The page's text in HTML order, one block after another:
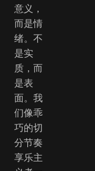
意义，
而是情
绪。不
是实
质，而
是表
面。我
们像乖
巧的切
分节奏
享乐主